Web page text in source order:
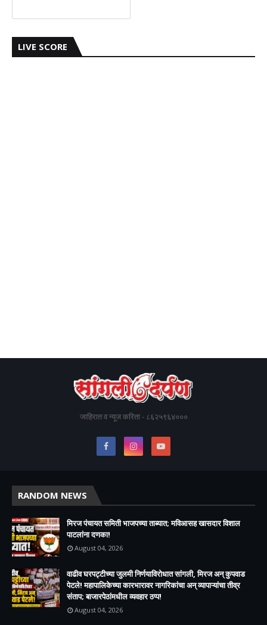
LIVE SCORE
जाहिरात व न्यूज करिता - ८६२५९६४०००
RANDOM NEWS
मिरज पंचायत समिती भाजपच्या ताब्यात; मविआसह खासदार विशाल
पाटलांना दणका!
August 04, 2026
वाढीव घरपट्टीच्या जुलमी निर्णयाविरोधात सांगली, मिरज अन् कुपवाड
पेटले! महापालिकेच्या कारभारावर नागरिकांचा अन् व्यापाऱ्यांचा तीव्र
संताप; बाजारपेठांमधील व्यवहार ठप्प!​
August 04, 2026